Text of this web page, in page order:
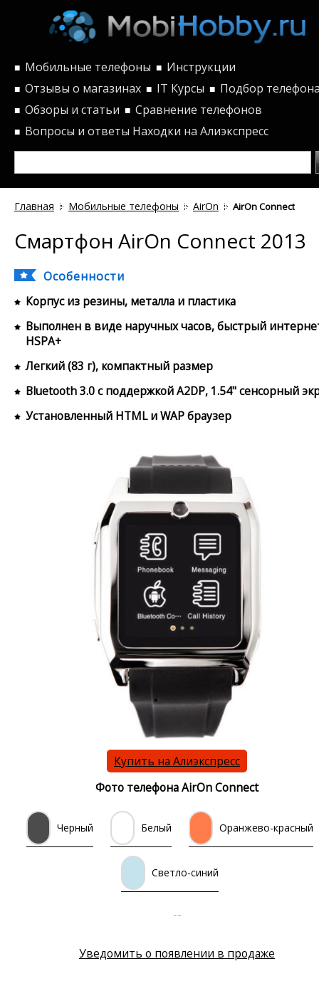
■ Мобильные телефоны ■ Инструкции
■ Отзывы о магазинах ■ IT Курсы ■ Подбор
■ Обзоры и статьи ■ Сравнение телефонов
■ Вопросы и ответы Находки на Алиэкспресс
Главная Мобильные телефоны AirOn AirOn Connect
Смартфон AirOn Connect 2013
Особенности
Корпус из резины, металла и пластика
Выполнен в виде наручных часов, быстрый
HSPA+
Легкий (83 г), компактный размер
Bluetooth 3.0 с поддержкой A2DP, 1.54" сенсорный
Установленный HTML и WAP браузер
Купить на Алиэкспресс
Фото телефона AirOn Connect
Черный Белый Оранжево-красный
Светло-синий
--
Уведомить о появлении в продаже